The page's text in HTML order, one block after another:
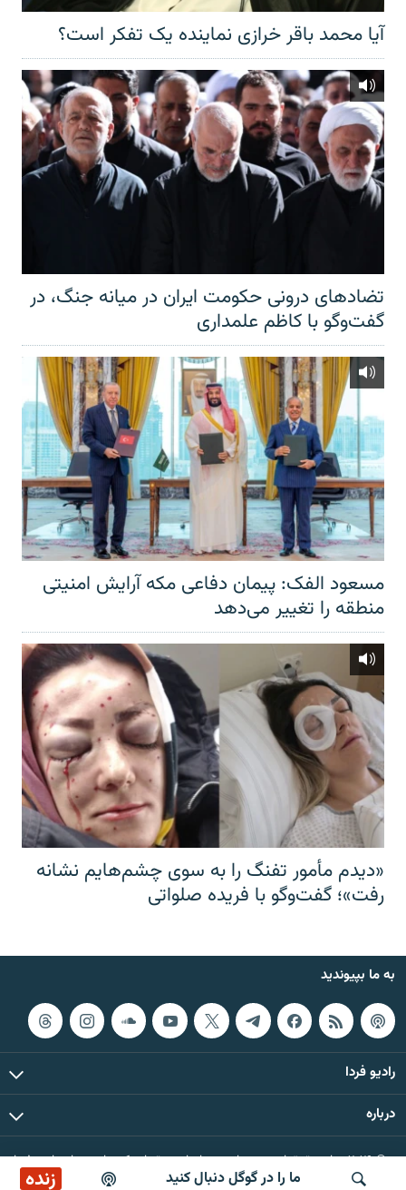
ما را در گوگل دنبال کنید زنده
آیا محمد باقر خرازی نماینده یک تفکر است؟
تضادهای درونی حکومت ایران در میانه جنگ، در
گفت‌‌وگو با کاظم علمداری
مسعود الفک: پیمان دفاعی مکه آرایش امنیتی
منطقه را تغییر می‌دهد
«دیدم مأمور تفنگ را به سوی چشم‌هایم نشانه
رفت»؛ گفت‌و‌گو با فریده صلواتی
به ما بپیوندید
رادیو فردا
درباره
© ۲۰۲۶ تمام حقوق این وب‌سایت، بر اساس مقررات کپی‌رایت، برای رادیو فردا
محفوظ است.